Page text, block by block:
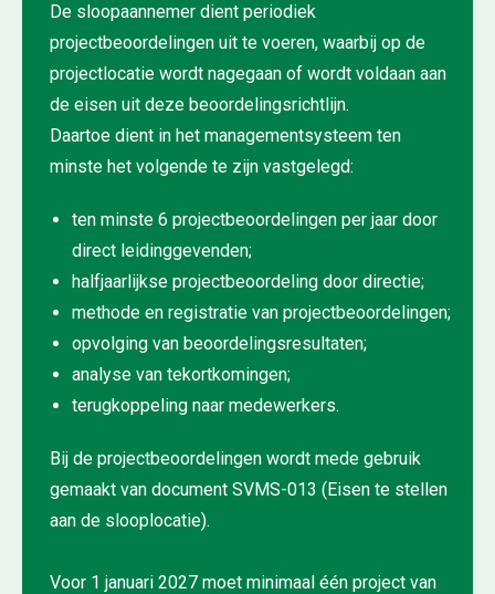
De sloopaannemer dient periodiek
projectbeoordelingen uit te voeren, waarbij op de
projectlocatie wordt nagegaan of wordt voldaan aan
de eisen uit deze beoordelingsrichtlijn.
Daartoe dient in het managementsysteem ten
minste het volgende te zijn vastgelegd:
ten minste 6 projectbeoordelingen per jaar door
direct leidinggevenden;
halfjaarlijkse projectbeoordeling door directie;
methode en registratie van projectbeoordelingen;
opvolging van beoordelingsresultaten;
analyse van tekortkomingen;
terugkoppeling naar medewerkers.
Bij de projectbeoordelingen wordt mede gebruik
gemaakt van document SVMS-013 (Eisen te stellen
aan de slooplocatie).
Voor 1 januari 2027 moet minimaal één project van